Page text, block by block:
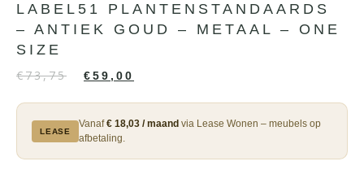
LABEL51 PLANTENSTANDAARDS
– ANTIEK GOUD – METAAL – ONE
SIZE
€73,75 €59,00
LEASE
Vanaf€ 18,03 / maand via Lease Wonen – meubels op
afbetaling.